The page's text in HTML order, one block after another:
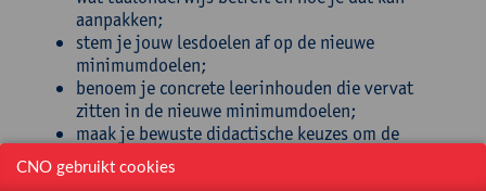
aanpakken;
stem je jouw lesdoelen af op de nieuwe
minimumdoelen;
benoem je concrete leerinhouden die vervat
zitten in de nieuwe minimumdoelen;
maak je bewuste didactische keuzes om de
nieuwe minimumdoelen Nederlands na te streven
als leerkracht en binnen je team;
CNO gebruikt cookies